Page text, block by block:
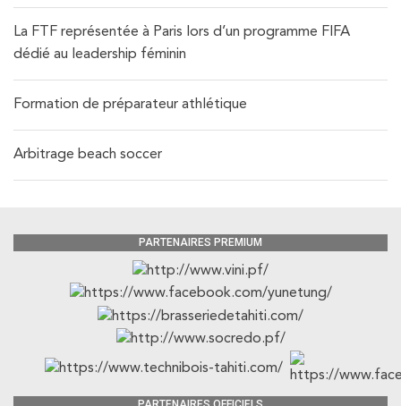
La FTF représentée à Paris lors d’un programme FIFA
dédié au leadership féminin
Formation de préparateur athlétique
Arbitrage beach soccer
PARTENAIRES PREMIUM